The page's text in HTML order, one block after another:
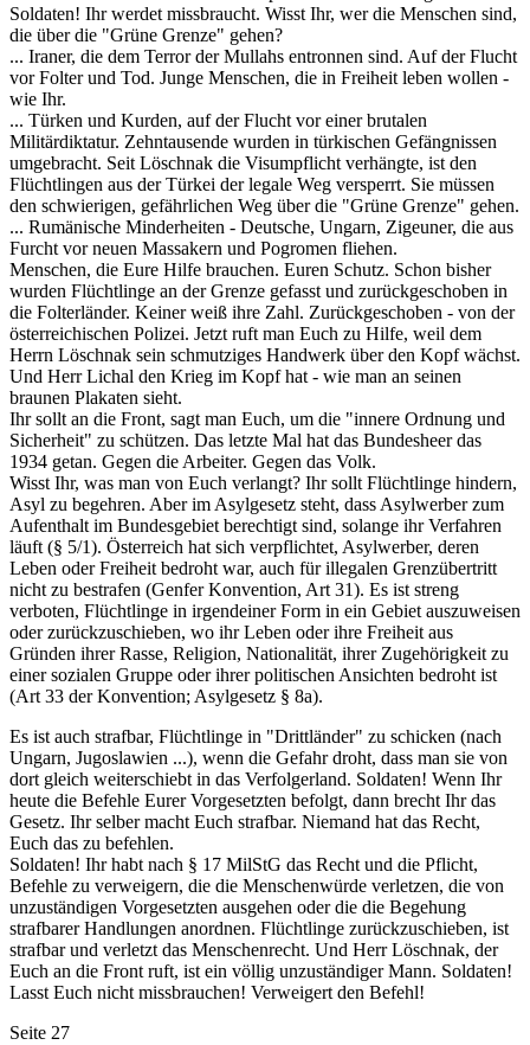
Soldaten! Ihr werdet missbraucht. Wisst Ihr, wer die Menschen sind,
die über die "Grüne Grenze" gehen?
... Iraner, die dem Terror der Mullahs entronnen sind. Auf der Flucht
vor Folter und Tod. Junge Menschen, die in Freiheit leben wollen -
wie Ihr.
... Türken und Kurden, auf der Flucht vor einer brutalen
Militärdiktatur. Zehntausende wurden in türkischen Gefängnissen
umgebracht. Seit Löschnak die Visumpflicht verhängte, ist den
Flüchtlingen aus der Türkei der legale Weg versperrt. Sie müssen
den schwierigen, gefährlichen Weg über die "Grüne Grenze" gehen.
... Rumänische Minderheiten - Deutsche, Ungarn, Zigeuner, die aus
Furcht vor neuen Massakern und Pogromen fliehen.
Menschen, die Eure Hilfe brauchen. Euren Schutz. Schon bisher
wurden Flüchtlinge an der Grenze gefasst und zurückgeschoben in
die Folterländer. Keiner weiß ihre Zahl. Zurückgeschoben - von der
österreichischen Polizei. Jetzt ruft man Euch zu Hilfe, weil dem
Herrn Löschnak sein schmutziges Handwerk über den Kopf wächst.
Und Herr Lichal den Krieg im Kopf hat - wie man an seinen
braunen Plakaten sieht.
Ihr sollt an die Front, sagt man Euch, um die "innere Ordnung und
Sicherheit" zu schützen. Das letzte Mal hat das Bundesheer das
1934 getan. Gegen die Arbeiter. Gegen das Volk.
Wisst Ihr, was man von Euch verlangt? Ihr sollt Flüchtlinge hindern,
Asyl zu begehren. Aber im Asylgesetz steht, dass Asylwerber zum
Aufenthalt im Bundesgebiet berechtigt sind, solange ihr Verfahren
läuft (§ 5/1). Österreich hat sich verpflichtet, Asylwerber, deren
Leben oder Freiheit bedroht war, auch für illegalen Grenzübertritt
nicht zu bestrafen (Genfer Konvention, Art 31). Es ist streng
verboten, Flüchtlinge in irgendeiner Form in ein Gebiet auszuweisen
oder zurückzuschieben, wo ihr Leben oder ihre Freiheit aus
Gründen ihrer Rasse, Religion, Nationalität, ihrer Zugehörigkeit zu
einer sozialen Gruppe oder ihrer politischen Ansichten bedroht ist
(Art 33 der Konvention; Asylgesetz § 8a).
Es ist auch strafbar, Flüchtlinge in "Drittländer" zu schicken (nach
Ungarn, Jugoslawien ...), wenn die Gefahr droht, dass man sie von
dort gleich weiterschiebt in das Verfolgerland. Soldaten! Wenn Ihr
heute die Befehle Eurer Vorgesetzten befolgt, dann brecht Ihr das
Gesetz. Ihr selber macht Euch strafbar. Niemand hat das Recht,
Euch das zu befehlen.
Soldaten! Ihr habt nach § 17 MilStG das Recht und die Pflicht,
Befehle zu verweigern, die die Menschenwürde verletzen, die von
unzuständigen Vorgesetzten ausgehen oder die die Begehung
strafbarer Handlungen anordnen. Flüchtlinge zurückzuschieben, ist
strafbar und verletzt das Menschenrecht. Und Herr Löschnak, der
Euch an die Front ruft, ist ein völlig unzuständiger Mann. Soldaten!
Lasst Euch nicht missbrauchen! Verweigert den Befehl!
Seite 27